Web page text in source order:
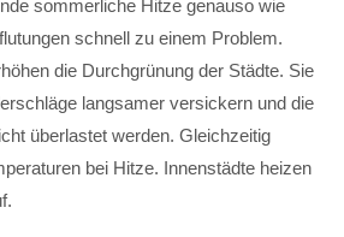
sommerliche Hitze genauso wie
schnell zu einem Problem.
die Durchgrünung der Städte. Sie
langsamer versickern und die
überlastet werden. Gleichzeitig
bei Hitze. Innenstädte heizen